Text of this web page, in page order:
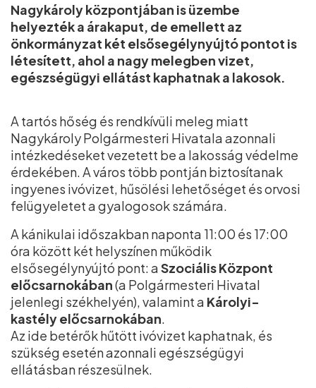
Nagykároly központjában is üzembe
helyezték a árakaput, de emellett az
önkormányzat két elsősegélynyújtó pontot is
létesített, ahol a nagy melegben vizet,
egészségügyi ellátást kaphatnak a lakosok.
A tartós hőség és rendkívüli meleg miatt
Nagykároly Polgármesteri Hivatala azonnali
intézkedéseket vezetett be a lakosság védelme
érdekében. A város több pontján biztosítanak
ingyenes ivóvizet, hűsölési lehetőséget és orvosi
felügyeletet a gyalogosok számára.
A kánikulai időszakban naponta 11:00 és 17:00
óra között két helyszínen működik
elsősegélynyújtó pont: aSzociális Központ
előcsarnokában(a Polgármesteri Hivatal
jelenlegi székhelyén), valamint a Károlyi-
kastély előcsarnokában.
Az ide betérők hűtött ivóvizet kaphatnak, és
szükség esetén azonnali egészségügyi
ellátásban részesülnek.